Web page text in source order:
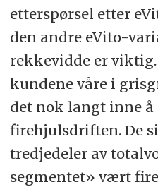
etterspørsel etter
den andre eVito-
rekkevidde er viktig.
kundene våre i
det nok langt inne å
firehjulsdriften. De
tredjedeler av
segmentet» vært